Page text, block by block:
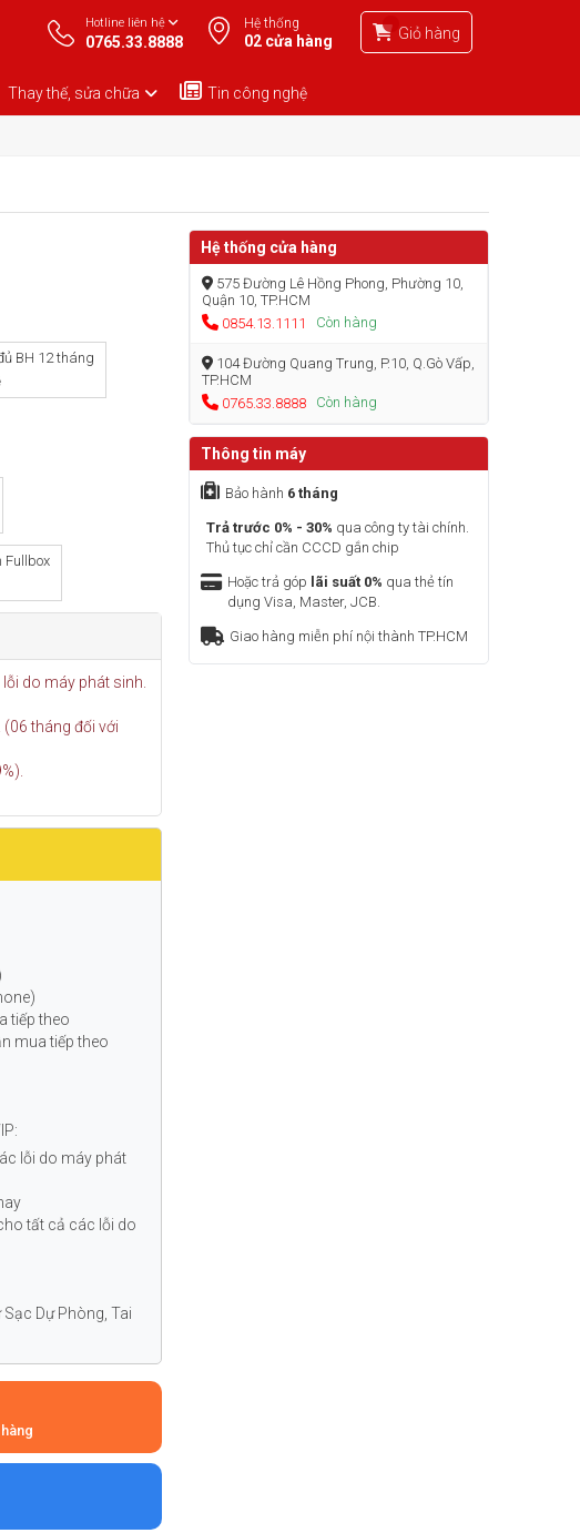
Giỏ hàng
Hệ thống
02 cửa hàng
Hotline liên hệ
0765.33.8888
Thay thế, sửa chữa Tin công nghệ
BH 12 tháng
Fullbox
do máy phát sinh.
tháng đối với
tiếp theo
mua tiếp theo
lỗi do máy phát
tất cả các lỗi do
Dự Phòng, Tai
Hệ thống cửa hàng
575 Đường Lê Hồng Phong, Phường 10,
Quận 10, TP.HCM
0854.13.1111
Còn hàng
104 Đường Quang Trung, P.10, Q.Gò Vấp,
TP.HCM
0765.33.8888
Còn hàng
Thông tin máy
Bảo hành 6 tháng
Trả trước 0% - 30% qua công ty tài chính.
Thủ tục chỉ cần CCCD gắn chip
Hoặc trả góp lãi suất 0% qua thẻ tín
dụng Visa, Master, JCB.
Giao hàng miễn phí nội thành TP.HCM